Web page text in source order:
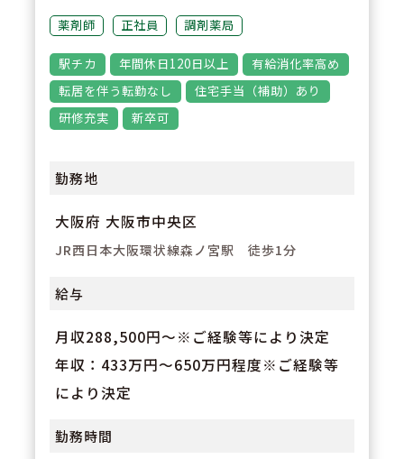
POINT3
福利厚生や職場環境の充実に力を
いれております。通勤1時間以上
や転居に伴う異動はございませ
ん。また有給休暇が取得しやすく
ランスが取りやすいです。
薬剤師 正社員 調剤薬局
駅チカ 年間休日120日以上
有給消化率高め
転居を伴う転勤なし
住宅手当（補助）あり
研修充実
新卒可
勤務地
大阪府 大阪市中央区
JR西日本大阪環状線森ノ宮駅 徒歩1分
給与
月収288,500円～※ご経験等により決定
年収：433万円～650万円程度※ご経験等
により決定
勤務時間